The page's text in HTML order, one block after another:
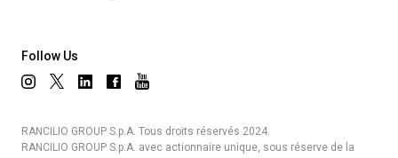
Follow Us
RANCILIO GROUP S.p.A. Tous droits réservés 2024.
RANCILIO GROUP S.p.A. avec actionnaire unique, sous réserve de la